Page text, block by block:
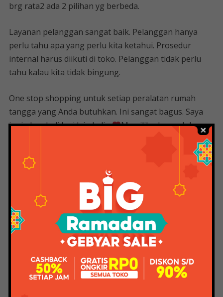
brg rata2 ada 2 pilihan yg berbeda.
Layanan pelanggan sangat baik. Pelanggan hanya
perlu tahu apa yang perlu kita ketahui. Prosedur
internal harus diikuti di toko. Pelanggan tidak perlu
tahu kalau kita tidak bingung.
One stop shopping untuk setiap peralatan rumah
tangga yang Anda butuhkan. Ini sangat bagus. Saya
ingin kembali lagi lain kali~
Memilih ukuran lubang
Pistol semprot di pasaran memiliki ukuran lubang
atau ujung nosel yang berbeda. Umumnya lubang
spray gun yang beredar adalah 0.8mm, 1.0mm, 1.4mm,
1.7mm dan 2mm.
W Electric Spray Gun Hvlp Cat Gun
High Power Listrik Cat + Ukuran
Nozzle Flow Control 1800ml
Kapasitas Prostormer|senjata
Semprot|